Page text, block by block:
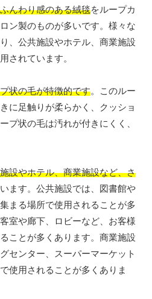
んわり感のある絨毯をループカ
ン製のものが多いです。様々な
、公共施設やホテル、商業施設
されています。
状の毛が特徴的です。このルー
に足触りが柔らかく、クッショ
プ状の毛は汚れが付きにくく、
設やホテル、商業施設など、さ
ます。公共施設では、図書館や
まる場所で使用されることが多
室や廊下、ロビーなど、お客様
ことが多くあります。商業施設
センター、スーパーマーケット
使用されることが多くありま